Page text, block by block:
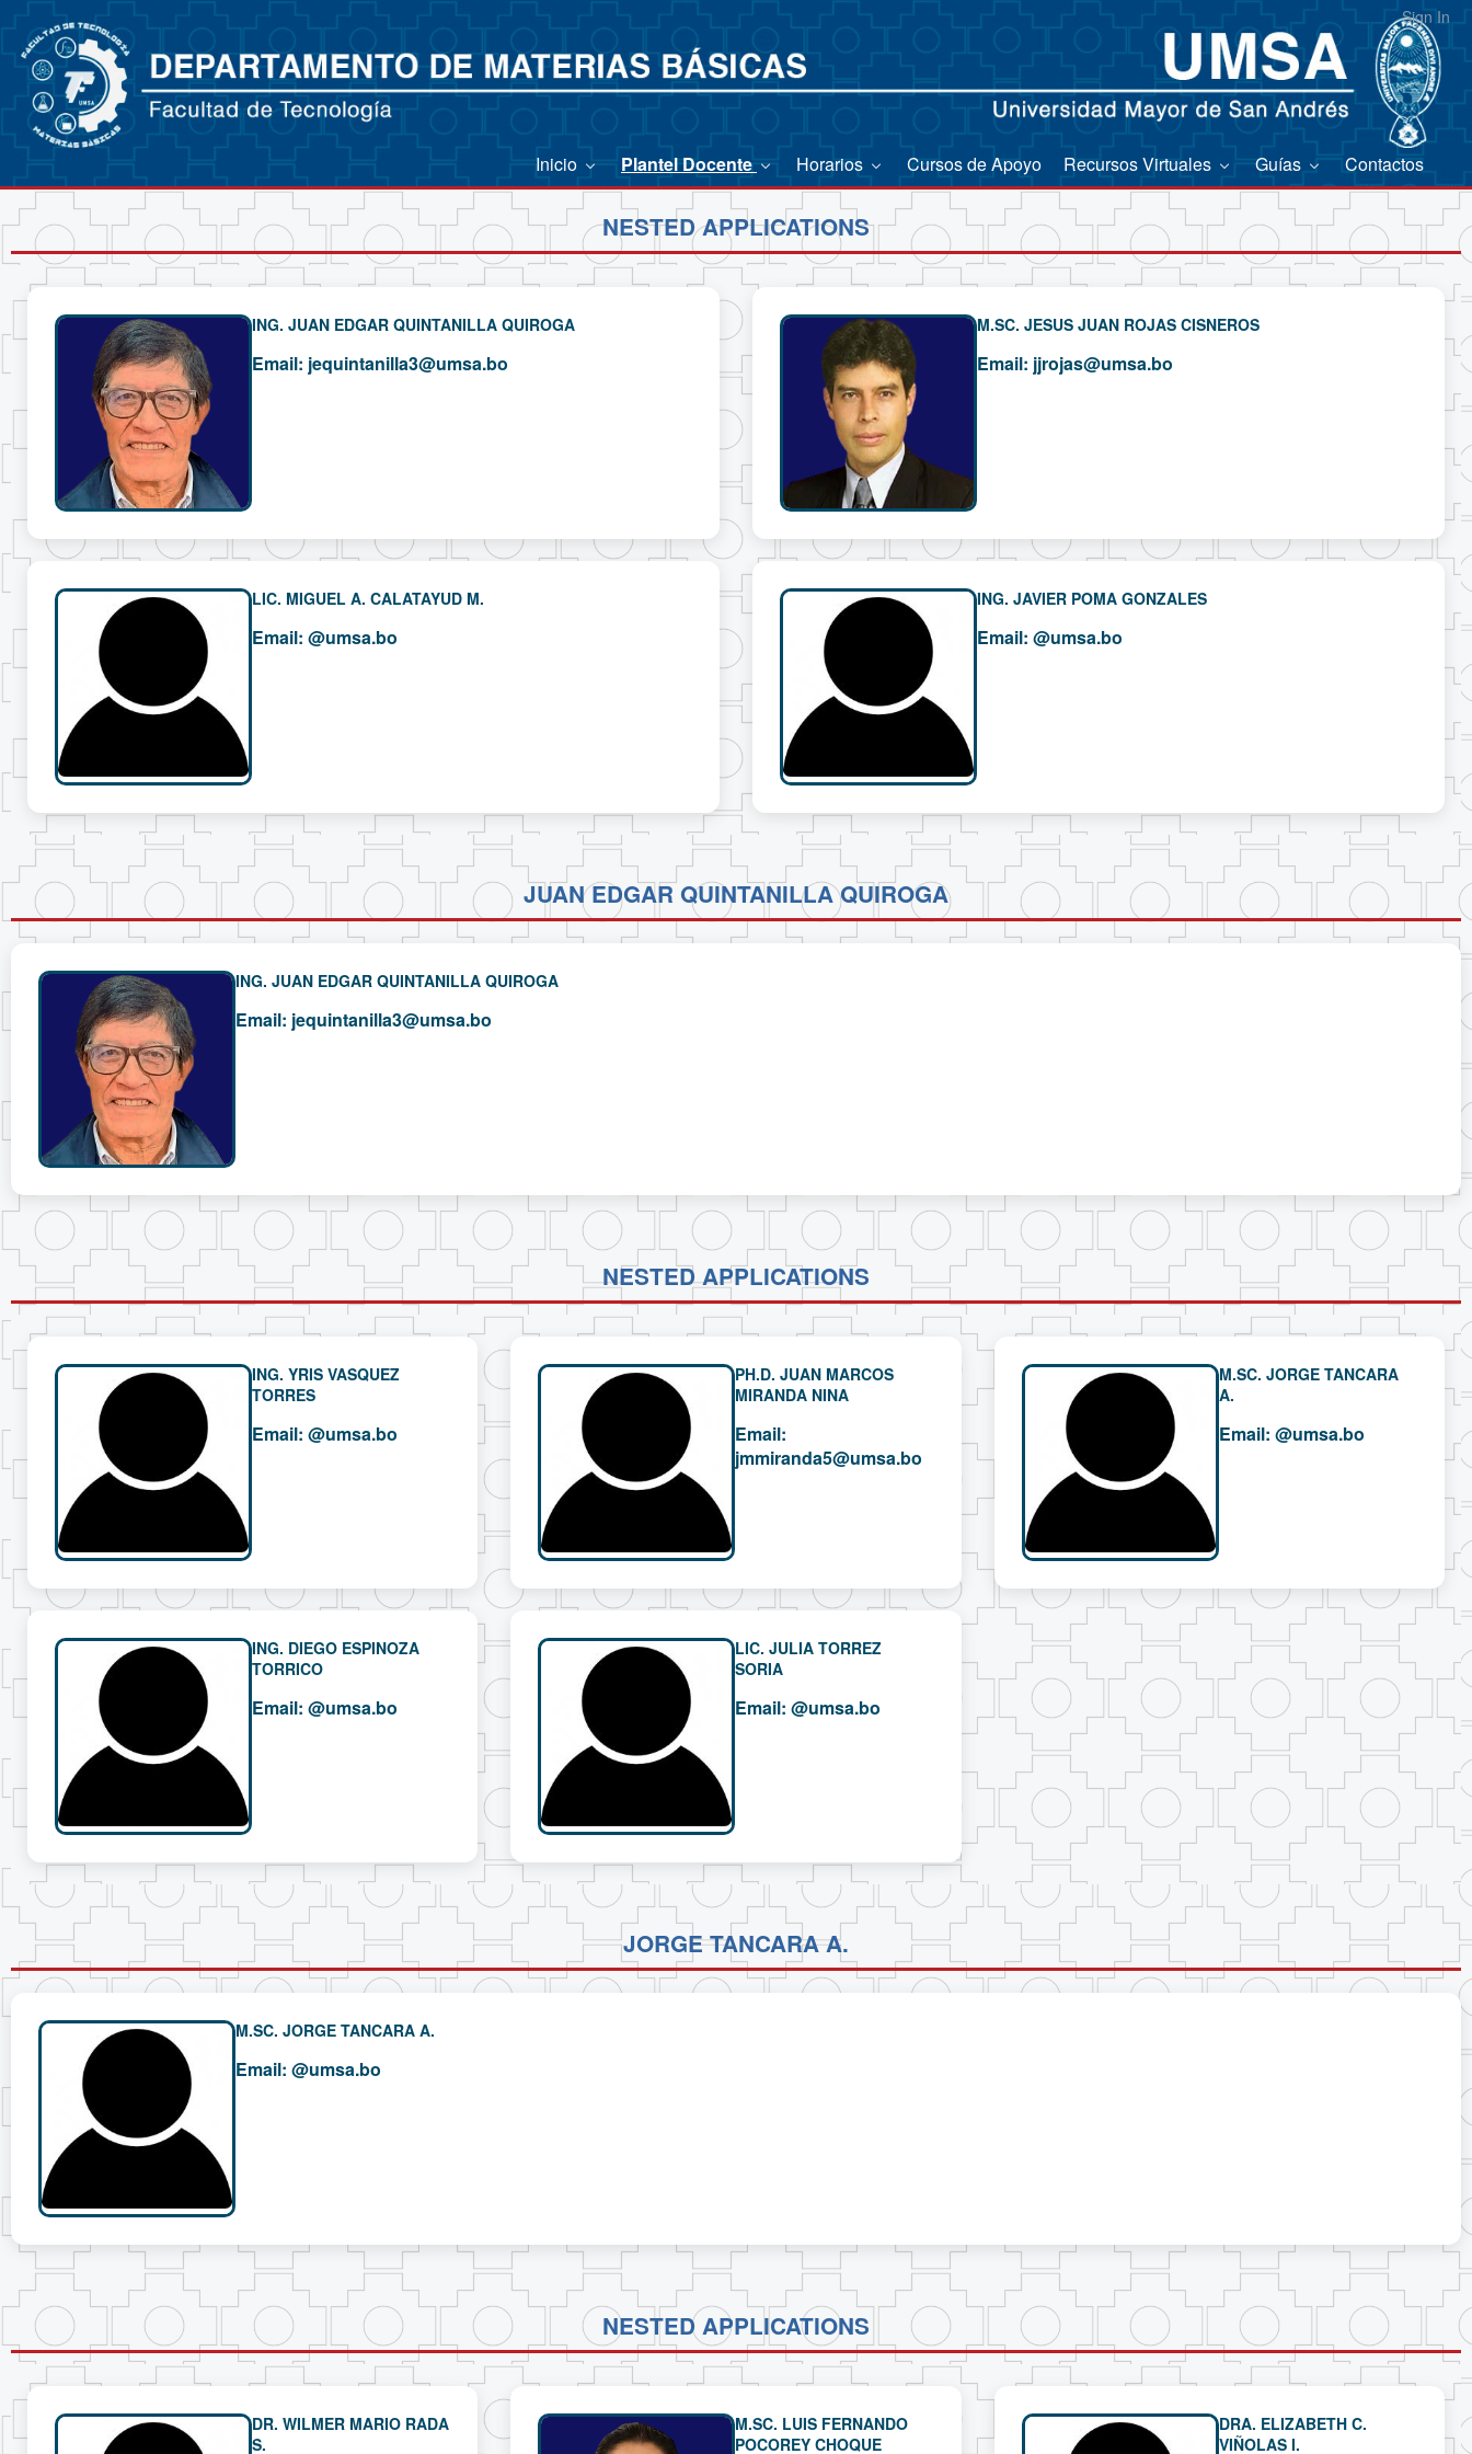
Sign In
Inicio Plantel Docente Horarios Cursos de Apoyo Recursos Virtuales Guías Contactos
NESTED APPLICATIONS
ING. JUAN EDGAR QUINTANILLA QUIROGA
Email: jequintanilla3@umsa.bo
LIC. MIGUEL A. CALATAYUD M.
Email: @umsa.bo
M.SC. JESUS JUAN ROJAS CISNEROS
Email: jjrojas@umsa.bo
ING. JAVIER POMA GONZALES
Email: @umsa.bo
JUAN EDGAR QUINTANILLA QUIROGA
ING. JUAN EDGAR QUINTANILLA QUIROGA
Email: jequintanilla3@umsa.bo
NESTED APPLICATIONS
ING. YRIS VASQUEZ
TORRES
Email: @umsa.bo
ING. DIEGO ESPINOZA
TORRICO
Email: @umsa.bo
PH.D. JUAN MARCOS
MIRANDA NINA
Email:
jmmiranda5@umsa.bo
LIC. JULIA TORREZ
SORIA
Email: @umsa.bo
M.SC. JORGE TANCARA
A.
Email: @umsa.bo
JORGE TANCARA A.
M.SC. JORGE TANCARA A.
Email: @umsa.bo
NESTED APPLICATIONS
DR. WILMER MARIO RADA
S.
M.SC. LUIS FERNANDO
POCOREY CHOQUE
DRA. ELIZABETH C.
VIÑOLAS I.